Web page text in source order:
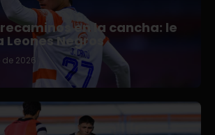
en la cancha: le
Leones Negros
2026